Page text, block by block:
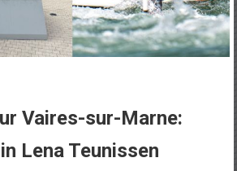
Vaires-sur-Marne:
Lena Teunissen